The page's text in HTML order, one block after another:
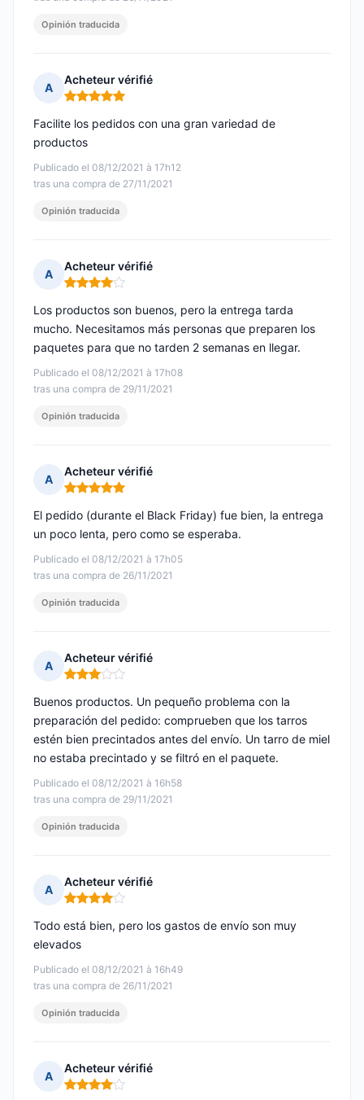
Opinión traducida
A
Acheteur vérifié
Nota: 5 de 5
Publicado el 08/12/2021 à 17h12
tras una compra de 27/11/2021
Facilite los pedidos con una gran variedad de
productos
Opinión traducida
A
Acheteur vérifié
Nota: 4 de 5
Publicado el 08/12/2021 à 17h08
tras una compra de 29/11/2021
Los productos son buenos, pero la entrega tarda
mucho. Necesitamos más personas que preparen los
paquetes para que no tarden 2 semanas en llegar.
Opinión traducida
A
Acheteur vérifié
Nota: 5 de 5
Publicado el 08/12/2021 à 17h05
tras una compra de 26/11/2021
El pedido (durante el Black Friday) fue bien, la entrega
un poco lenta, pero como se esperaba.
Opinión traducida
A
Acheteur vérifié
Nota: 3 de 5
Publicado el 08/12/2021 à 16h58
tras una compra de 29/11/2021
Buenos productos. Un pequeño problema con la
preparación del pedido: comprueben que los tarros
estén bien precintados antes del envío. Un tarro de miel
no estaba precintado y se filtró en el paquete.
Opinión traducida
A
Acheteur vérifié
Nota: 4 de 5
Publicado el 08/12/2021 à 16h49
tras una compra de 26/11/2021
Todo está bien, pero los gastos de envío son muy
elevados
Opinión traducida
A
Acheteur vérifié
Nota: 4 de 5